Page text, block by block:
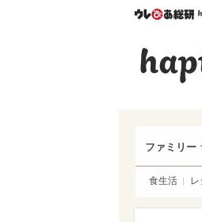
ファミリー
食生活 レ